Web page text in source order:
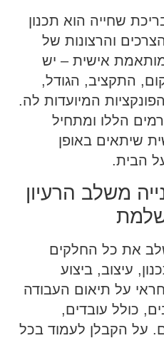
שחייה הוא תכנון
והרצונות של
אישית – יש
התקציב, הגודל,
המיועדות לה.
הללו ומתחיל
שיתאים באופן
הבית.
משלב הרעיון
את כל החלקים
עיצוב, ביצוע
על תיאום העבודה
כולל עובדים,
על הקבלן לעמוד בכל